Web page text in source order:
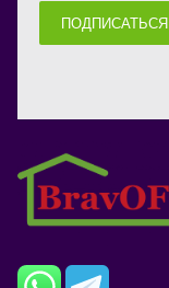
ПОДПИСАТЬСЯ